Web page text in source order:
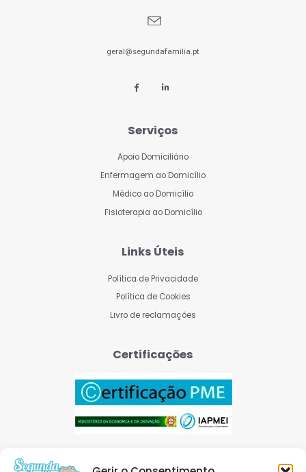
geral@segundafamilia.pt
Serviços
Apoio Domiciliário
Enfermagem ao Domicílio
Médico ao Domicílio
Fisioterapia ao Domicílio
Links Úteis
Política de Privacidade
Política de Cookies
Livro de reclamações
Certificações